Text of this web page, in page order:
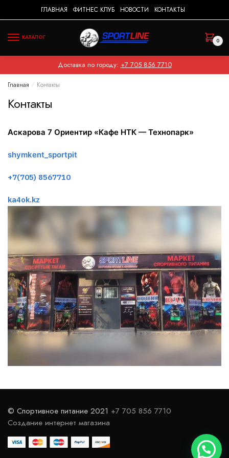
ГЛАВНАЯ ФИТНЕС КЛУБ НОВОСТИ КОНТАКТЫ
КАТАЛОГ 0
Доставка по городу: +7 705 856 7710
Главная / Контакты
Контакты
Аскарова 7 Ориентир «Кафе НТК — Технопарк»
shymkent_sportpit
+7(705) 8567710
ka4ok.kz
© Спортивное питание 2021 +7 705 856 7710
Создание интернет магазина